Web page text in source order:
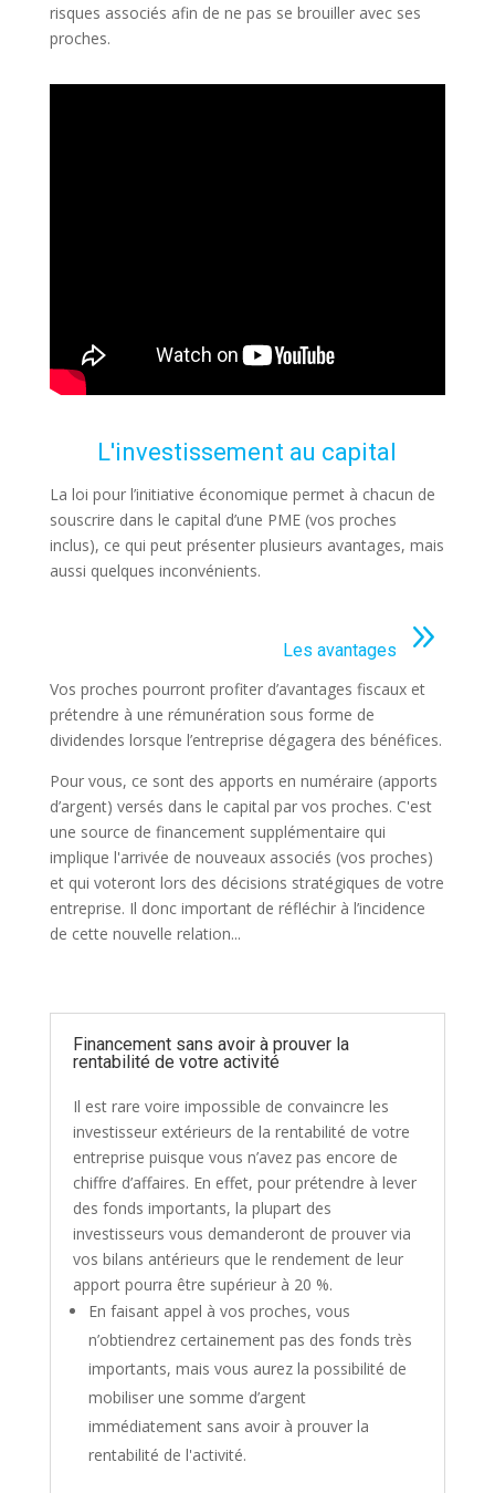
risques associés afin de ne pas se brouiller avec ses
proches.
L'investissement au capital
La loi pour l’initiative économique permet à chacun de
souscrire dans le capital d’une PME (vos proches
inclus), ce qui peut présenter plusieurs avantages, mais
aussi quelques inconvénients.
Les avantages 9
Vos proches pourront profiter d’avantages fiscaux et
prétendre à une rémunération sous forme de
dividendes lorsque l’entreprise dégagera des bénéfices.
Pour vous, ce sont des apports en numéraire (apports
d’argent) versés dans le capital par vos proches. C'est
une source de financement supplémentaire qui
implique l'arrivée de nouveaux associés (vos proches)
et qui voteront lors des décisions stratégiques de votre
entreprise. Il donc important de réfléchir à l’incidence
de cette nouvelle relation...
Financement sans avoir à prouver la
rentabilité de votre activité
Il est rare voire impossible de convaincre les
investisseur extérieurs de la rentabilité de votre
entreprise puisque vous n’avez pas encore de
chiffre d’affaires. En effet, pour prétendre à lever
des fonds importants, la plupart des
investisseurs vous demanderont de prouver via
vos bilans antérieurs que le rendement de leur
apport pourra être supérieur à 20 %.
En faisant appel à vos proches, vous
n’obtiendrez certainement pas des fonds très
importants, mais vous aurez la possibilité de
mobiliser une somme d’argent
immédiatement sans avoir à prouver la
rentabilité de l'activité.